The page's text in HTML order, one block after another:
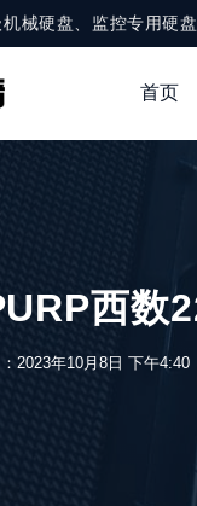
械硬盘、监控专用硬
首页
西数
：2023年10月8日 下午4:40